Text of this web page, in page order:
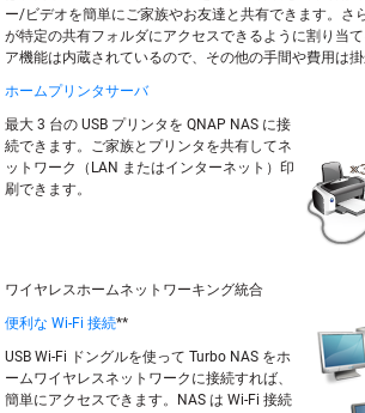
ー/ビデオを簡単にご家族やお友達と共有できます。さ
が特定の共有フォルダにアクセスできるように割り当
ア機能は内蔵されているので、その他の手間や費用は掛
ホームプリンタサーバ
最大 3 台の USB プリンタを QNAP NAS に接
続できます。ご家族とプリンタを共有してネ
ットワーク（LAN またはインターネット）印
刷できます。
ワイヤレスホームネットワーキング統合
便利な Wi-Fi 接続**
USB Wi-Fi ドングルを使って Turbo NAS をホ
ームワイヤレスネットワークに接続すれば、
簡単にアクセスできます。NAS は Wi-Fi 接続